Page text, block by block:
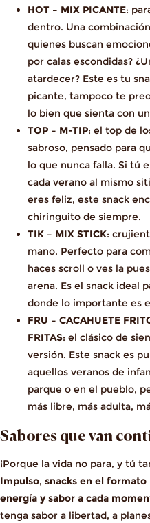
HOT – MIX PICANTE:
dentro. Una
quienes buscan
por calas escondidas?
atardecer? Este es tu
picante, tampoco te
lo bien que sienta con
TOP – M-TIP: el top de
sabroso, pensado para
lo que nunca falla. Si tú
cada verano al mismo
eres feliz, este snack
chiringuito de siempre.
TIK – MIX STICK:
mano. Perfecto para
haces scroll o ves la
arena. Es el snack ideal
donde lo importante es
FRU – CACAHUETE
FRITAS: el clásico de
versión. Este snack es
aquellos veranos de
parque o en el pueblo,
más libre, más adulta,
Sabores que van
¡Porque la vida no para, y tú
Impulso, snacks en el
energía y sabor a cada
tenga sabor a libertad, a